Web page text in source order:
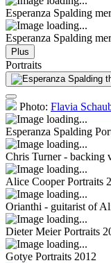
Esperanza Spalding
Esperanza Spalding
Plus
Portraits
Photo: Flavia
Esperanza Spalding
Chris Turner - backing
Alice Cooper Portraits
Orianthi - guitarist of
Dieter Meier Portraits
Gotye Portraits 2012